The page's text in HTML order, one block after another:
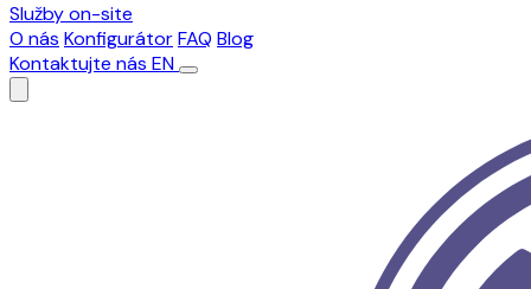
Služby on-site
O nás KonfigurátorFAQ Blog
Kontaktujte nás EN